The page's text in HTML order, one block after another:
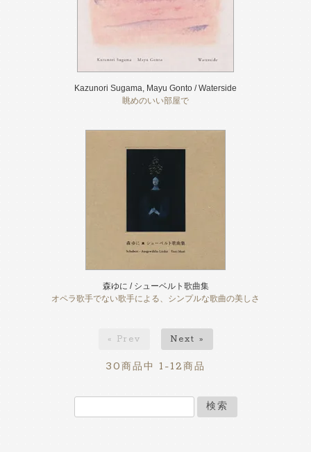
Kazunori Sugama, Mayu Gonto / Waterside
眺めのいい部屋で
森ゆに / シューベルト歌曲集
オペラ歌手でない歌手による、シンプルな歌曲の美しさ
« Prev Next »
30 商品中 1-12 商品
検索